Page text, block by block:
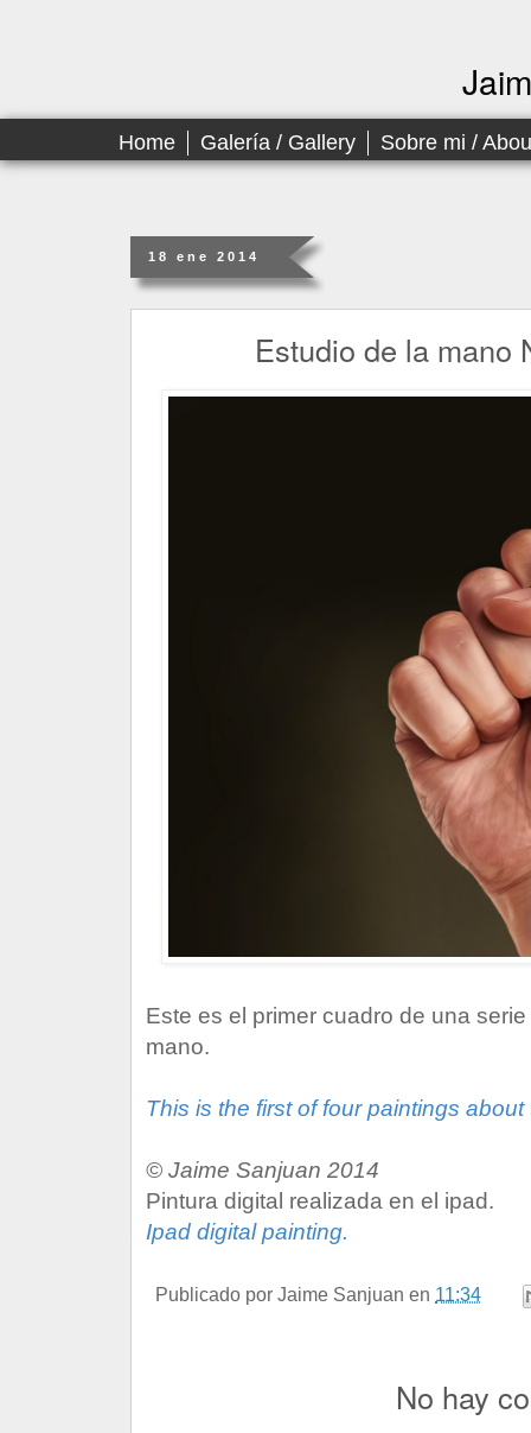
Home Galería / Gallery Sobre mi /
18 ene 2014
Estudio de la mano
Este es el primer cuadro de una
mano.
This is the first of four paintings about
© Jaime Sanjuan 2014
Pintura digital realizada en el ipad.
Ipad digital painting.
Publicado por Jaime Sanjuan en 11:34
No hay